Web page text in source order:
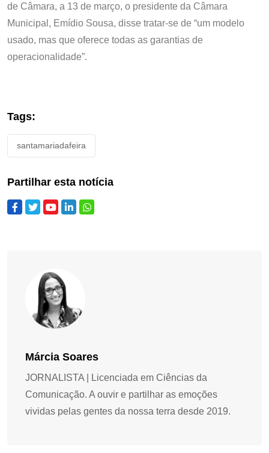
de Câmara, a 13 de março, o presidente da Câmara
Municipal, Emídio Sousa, disse tratar-se de “um modelo
usado, mas que oferece todas as garantias de
operacionalidade”.
Tags:
santamariadafeira
Partilhar esta notícia
Márcia Soares
JORNALISTA | Licenciada em Ciências da
Comunicação. A ouvir e partilhar as emoções
vividas pelas gentes da nossa terra desde 2019.